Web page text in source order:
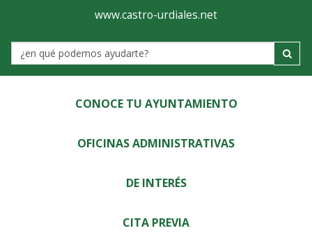
Ayuntamiento
de
Castro-
Urdiales
www.castro-urdiales.net
Label
CONOCE TU AYUNTAMIENTO
OFICINAS ADMINISTRATIVAS
DE INTERÉS
CITA PREVIA